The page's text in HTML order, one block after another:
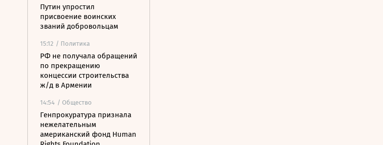
Путин упростил
присвоение воинских
званий добровольцам
15:12 / Политика
РФ не получала обращений
по прекращению
концессии строительства
ж/д в Армении
14:54 / Общество
Генпрокуратура признала
нежелательным
американский фонд Human